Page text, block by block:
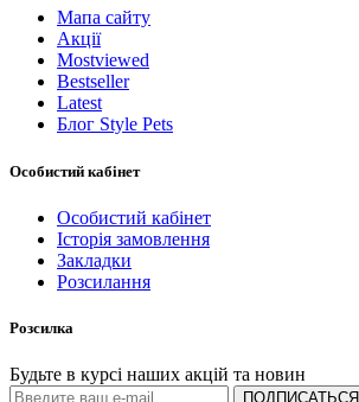
Мапа сайту
Акції
Mostviewed
Bestseller
Latest
Блог Style Pets
Особистий кабінет
Особистий кабінет
Історія замовлення
Закладки
Розсилання
Розсилка
Будьте в курсі наших акцій та новин
ПОДПИСАТЬСЯ